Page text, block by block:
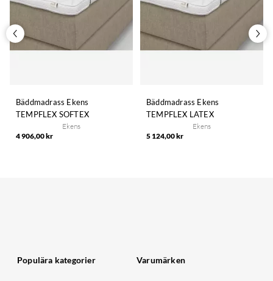
Bäddmadrass Ekens
TEMPFLEX SOFTEX
Ekens
4 906,00 kr
Bäddmadrass Ekens
TEMPFLEX LATEX
Ekens
5 124,00 kr
Populära kategorier Varumärken